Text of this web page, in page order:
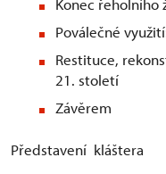
Konec
Poválečné
Restituce,
21. století
Závěrem
Představení kláštera